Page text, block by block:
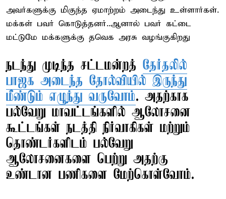
அவர்களுக்கு மிகுந்த ஏமாற்றம் அடைந்து உள்ளார்கள்.
மக்கள் பவர் கொடுத்தனர்..ஆனால் பவர் கட்டை
மட்டுமே மக்களுக்கு தவெக அரசு வழங்குகிறது
நடந்து முடிந்த சட்டமன்றத் தேர்தலில்
பாஜக அடைந்த தோல்வியில் இருந்து
மீண்டும் எழுந்து வருவோம். அதற்காக
பல்வேறு மாவட்டங்களில் ஆலோசனை
கூட்டங்கள் நடத்தி நிர்வாகிகள் மற்றும்
தொண்டர்களிடம் பல்வேறு
ஆலோசனைகளை பெற்று அதற்கு
உண்டான பணிகளை மேற்கொள்வோம்.